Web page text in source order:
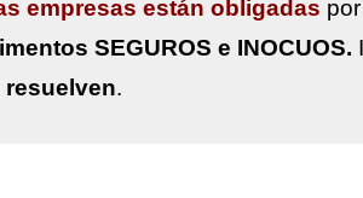
empresas están obligadas
SEGUROS e INOCUOS.
resuelven.